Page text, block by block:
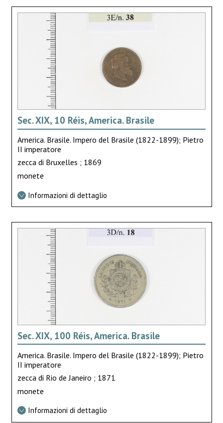
Sec. XIX, 10 Réis, America. Brasile
America. Brasile. Impero del Brasile (1822-1899); Pietro
II imperatore
zecca di Bruxelles ; 1869
monete
Informazioni di dettaglio
Sec. XIX, 100 Réis, America. Brasile
America. Brasile. Impero del Brasile (1822-1899); Pietro
II imperatore
zecca di Rio de Janeiro ; 1871
monete
Informazioni di dettaglio